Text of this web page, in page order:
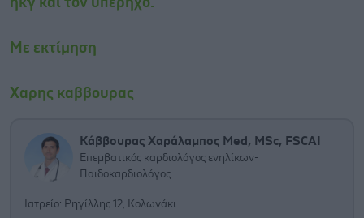
Με εκτίμηση
Χαρης καββουρας
Κάββουρας Χαράλαμπος Med, MSc, FSCAI
Επεμβατικός καρδιολόγος ενηλίκων-
Παιδοκαρδιολόγος
Ιατρείο: Ρηγίλλης 12, Κολωνάκι